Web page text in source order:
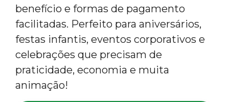
benefício e formas de pagamento
facilitadas. Perfeito para aniversários,
festas infantis, eventos corporativos e
celebrações que precisam de
praticidade, economia e muita
animação!